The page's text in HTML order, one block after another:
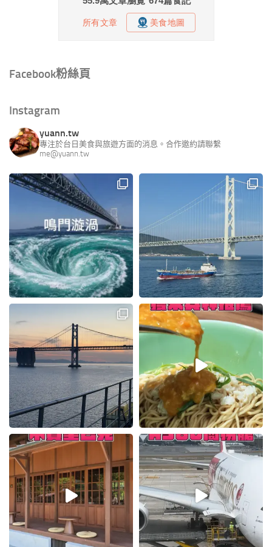
Facebook粉絲頁
Instagram
yuann.tw
專注於台日美食與旅遊方面的消息。合作邀約請聯繫
me@yuann.tw